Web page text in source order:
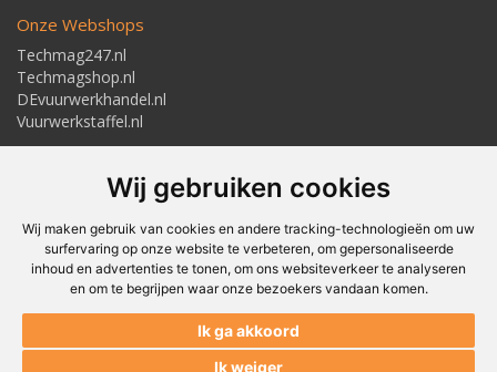
Wij gebruiken cookies
Wij maken gebruik van cookies en andere tracking-technologieën om uw
surfervaring op onze website te verbeteren, om gepersonaliseerde
inhoud en advertenties te tonen, om ons websiteverkeer te analyseren
en om te begrijpen waar onze bezoekers vandaan komen.
Ik ga akkoord
Ik weiger
Onze Webshops
Techmag247.nl
Techmagshop.nl
DEvuurwerkhandel.nl
Vuurwerkstaffel.nl
Adresgegevens
Textielstraat 4, 7483 PB Haaksbergen
Telefoon: 053-5723224
info@techmaghaaksbergen.nl
Akkoord om gemaild te worden*
Privacybeleid*